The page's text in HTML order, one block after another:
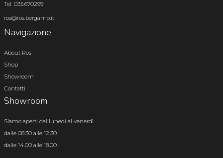
Tel. 035.670299
ros@ros.bergamo.it
Navigazione
About Ros
Shop
Showroom
Contatti
Showroom
Siamo aperti dal lunedì al venerdì
dalle 08.30 alle 12.30
dalle 14.00 alle 18.00